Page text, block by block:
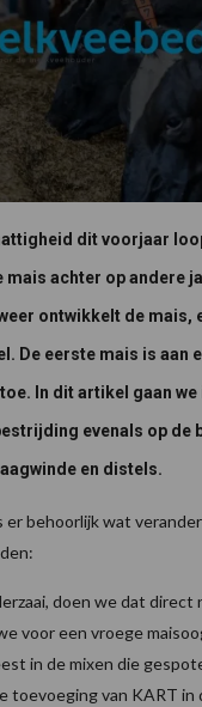
dit voorjaar
mais achter op andere
ontwikkelt de mais,
De eerste mais is aan
In dit artikel gaan we
evenals op de
en distels.
er behoorlijk wat
doen we dat direct
voor een vroege
in de mixen die
toevoeging van KART in